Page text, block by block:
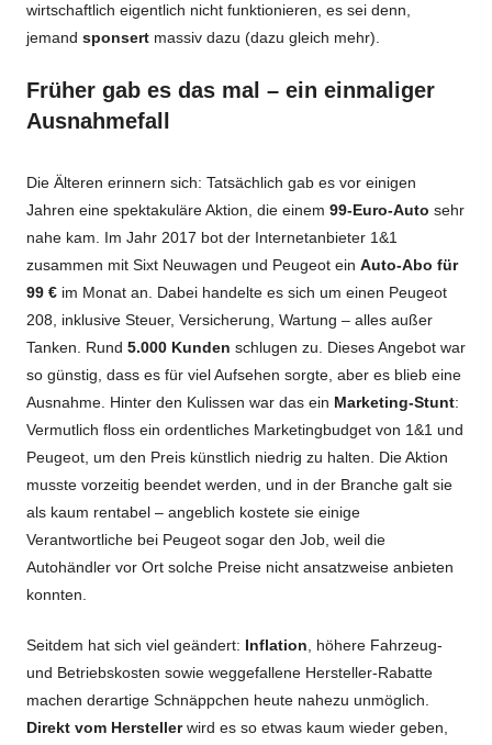
wirtschaftlich eigentlich nicht funktionieren, es sei denn,
jemand sponsert massiv dazu (dazu gleich mehr).
Früher gab es das mal – ein einmaliger
Ausnahmefall
Die Älteren erinnern sich: Tatsächlich gab es vor einigen
Jahren eine spektakuläre Aktion, die einem 99-Euro-Auto sehr
nahe kam. Im Jahr 2017 bot der Internetanbieter 1&1
zusammen mit Sixt Neuwagen und Peugeot ein Auto-Abo für
99 € im Monat an. Dabei handelte es sich um einen Peugeot
208, inklusive Steuer, Versicherung, Wartung – alles außer
Tanken. Rund 5.000 Kunden schlugen zu. Dieses Angebot war
so günstig, dass es für viel Aufsehen sorgte, aber es blieb eine
Ausnahme. Hinter den Kulissen war das ein Marketing-Stunt:
Vermutlich floss ein ordentliches Marketingbudget von 1&1 und
Peugeot, um den Preis künstlich niedrig zu halten. Die Aktion
musste vorzeitig beendet werden, und in der Branche galt sie
als kaum rentabel – angeblich kostete sie einige
Verantwortliche bei Peugeot sogar den Job, weil die
Autohändler vor Ort solche Preise nicht ansatzweise anbieten
konnten.
Seitdem hat sich viel geändert: Inflation , höhere Fahrzeug-
und Betriebskosten sowie weggefallene Hersteller-Rabatte
machen derartige Schnäppchen heute nahezu unmöglich.
Direkt vom Herstellerwird es so etwas kaum wieder geben,